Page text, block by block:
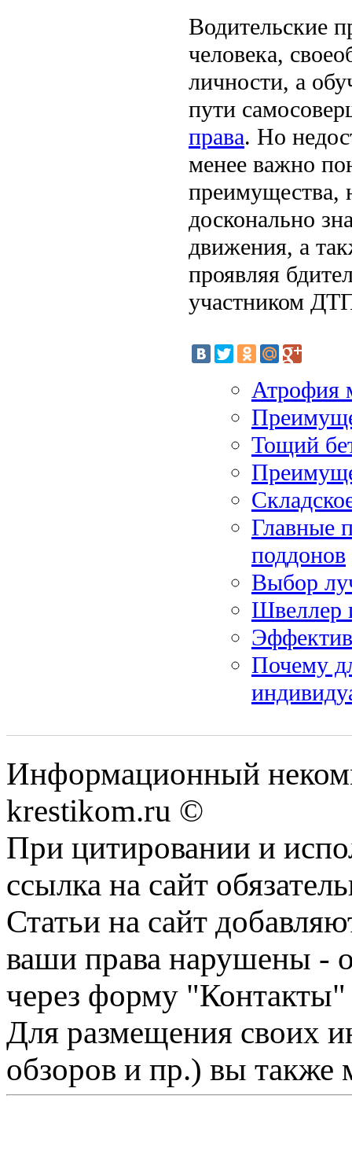
Водительские
человека,
личности, а
пути
права. Но
менее важно
преимущества,
досконально
движения, а
проявляя
участником
Атрофия
Тощий
Главные
поддонов
Выбор
Швеллер
Почему
Информационный
krestikom.ru ©
При цитировании и
ссылка на сайт
Статьи на сайт
ваши права нарушены -
через форму "Контакты"
Для размещения своих
обзоров и пр.) вы также